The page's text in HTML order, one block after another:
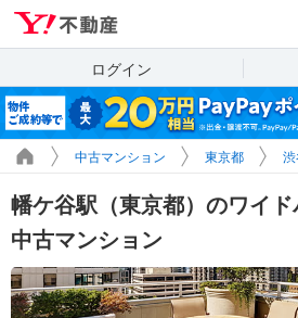
ログイン
中古マンション 東京都
幡ケ谷駅（東京都）のワイ
中古マンション